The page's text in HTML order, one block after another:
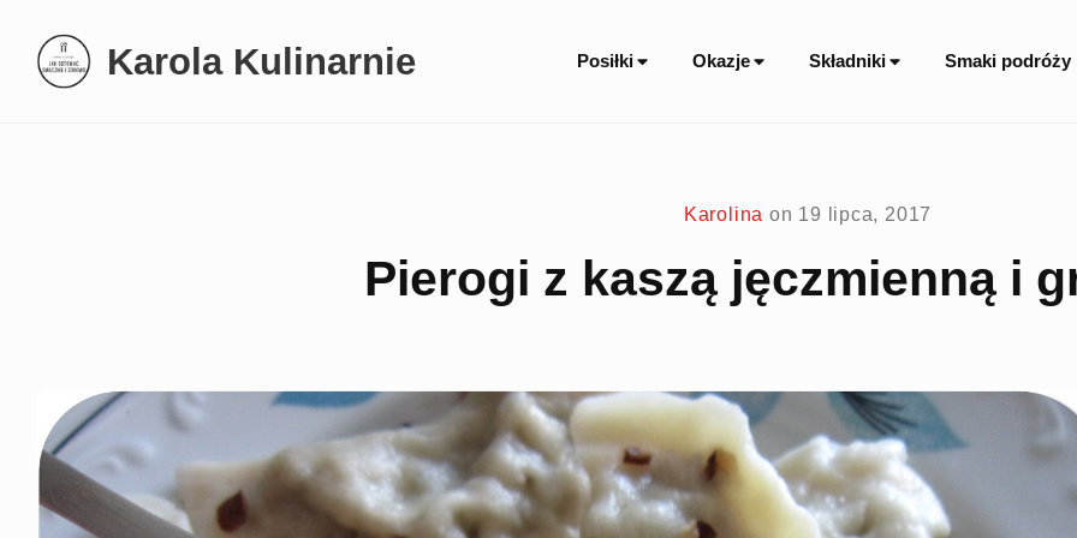
content
Karola Kulinarnie
Site
Posiłki Okazje Składniki Smaki podróży
Karolina on 19 lipca, 2017
Pierogi z kaszą jęczmienną i